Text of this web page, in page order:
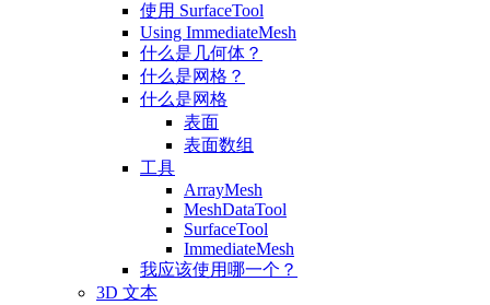
使用 SurfaceTool
Using ImmediateMesh
什么是几何体？
什么是网格？
什么是网格
表面
表面数组
工具
ArrayMesh
MeshDataTool
SurfaceTool
ImmediateMesh
我应该使用哪一个？
3D 文本